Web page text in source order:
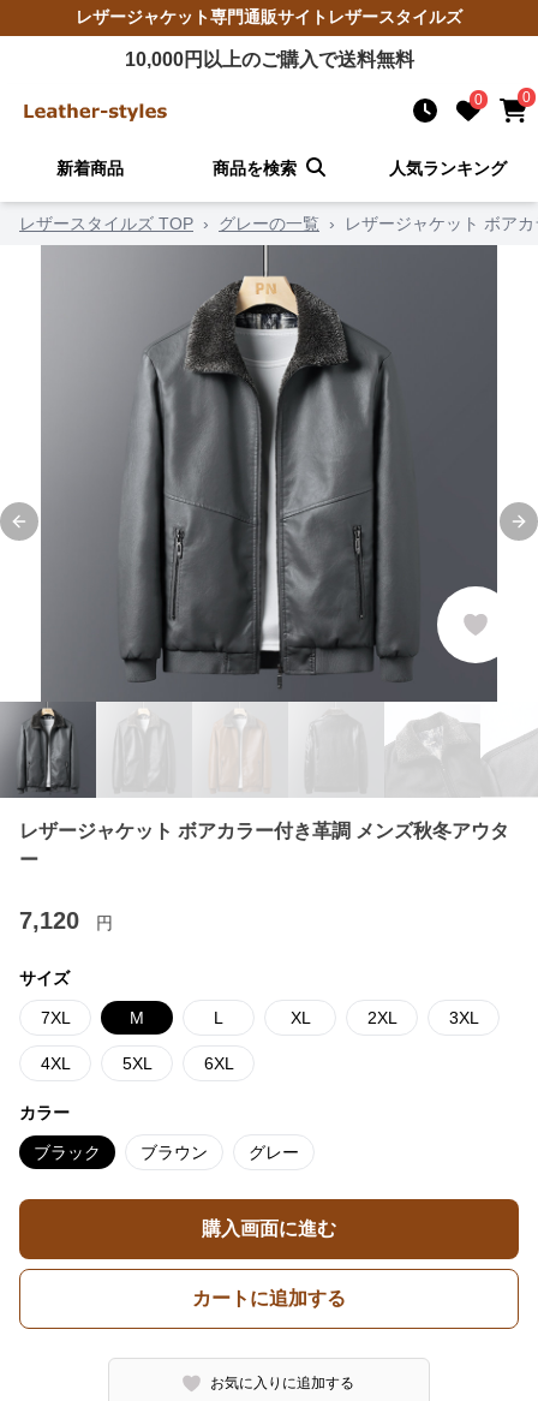
レザージャケット専門通販サイト レザースタイルズ
10,000円以上のご購入で送料無料
0 0
新着商品 商品を検索 人気ランキング
レザースタイルズ TOP › グレーの一覧 › レザージャケット ボア
Previous slide
レザージャケット ボアカラー付き革調 メンズ秋冬アウタ
ー
7,120 円
サイズ
7XL M L XL 2XL 3XL
4XL 5XL 6XL
カラー
ブラック ブラウン グレー
購入画面に進む
カートに追加する
お気に入りに追加する